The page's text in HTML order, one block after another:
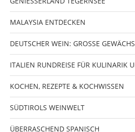
MALAYSIA ENTDECKEN
DEUTSCHER WEIN: GROSSE
ITALIEN RUNDREISE FÜR KULINARIK
KOCHEN, REZEPTE & KOCHWISSEN
SÜDTIROLS WEINWELT
ÜBERRASCHEND SPANISCH